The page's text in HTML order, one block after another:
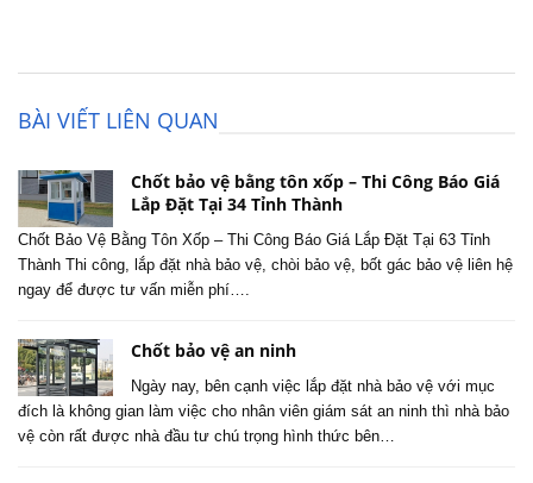
BÀI VIẾT LIÊN QUAN
Chốt bảo vệ bằng tôn xốp – Thi Công Báo Giá
Lắp Đặt Tại 34 Tỉnh Thành
Chốt Bảo Vệ Bằng Tôn Xốp – Thi Công Báo Giá Lắp Đặt Tại 63 Tỉnh
Thành Thi công, lắp đặt nhà bảo vệ, chòi bảo vệ, bốt gác bảo vệ liên hệ
ngay để được tư vấn miễn phí….
Chốt bảo vệ an ninh
Ngày nay, bên cạnh việc lắp đặt nhà bảo vệ với mục
đích là không gian làm việc cho nhân viên giám sát an ninh thì nhà bảo
vệ còn rất được nhà đầu tư chú trọng hình thức bên…